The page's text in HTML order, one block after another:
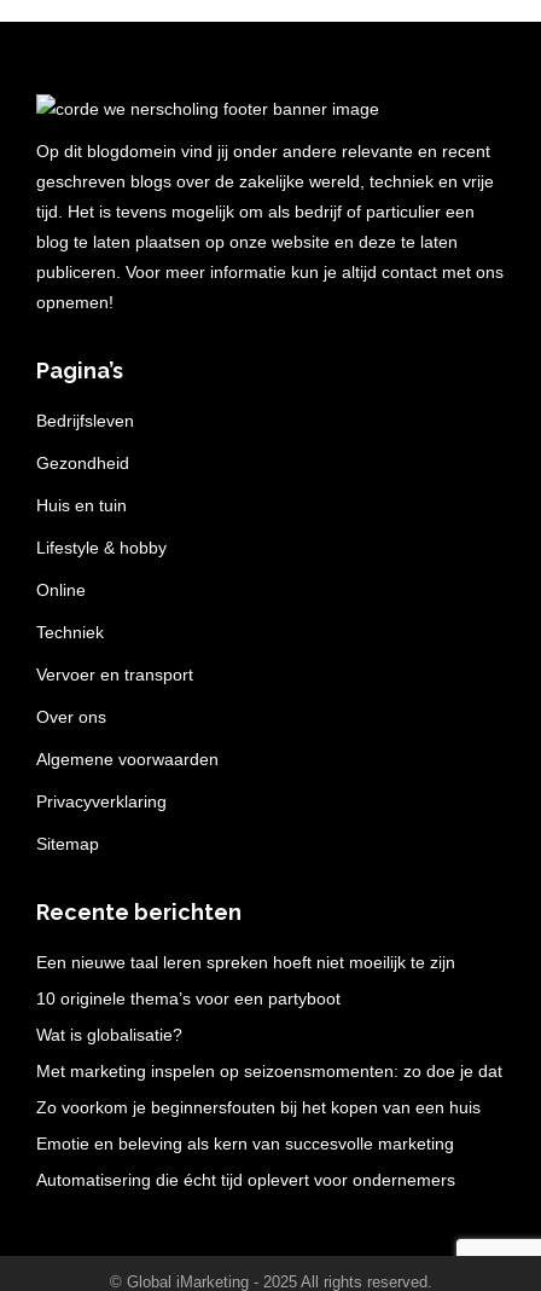
Op dit blogdomein vind jij onder andere relevante en recent
geschreven blogs over de zakelijke wereld, techniek en vrije
tijd. Het is tevens mogelijk om als bedrijf of particulier een
blog te laten plaatsen op onze website en deze te laten
publiceren. Voor meer informatie kun je altijd contact met ons
opnemen!
Pagina’s
Bedrijfsleven
Gezondheid
Huis en tuin
Lifestyle & hobby
Online
Techniek
Vervoer en transport
Over ons
Algemene voorwaarden
Privacyverklaring
Sitemap
Recente berichten
Een nieuwe taal leren spreken hoeft niet moeilijk te zijn
10 originele thema’s voor een partyboot
Wat is globalisatie?
Met marketing inspelen op seizoensmomenten: zo doe je dat
Zo voorkom je beginnersfouten bij het kopen van een huis
Emotie en beleving als kern van succesvolle marketing
Automatisering die écht tijd oplevert voor ondernemers
© Global iMarketing - 2025 All rights reserved.